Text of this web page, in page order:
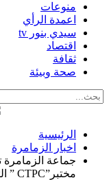
منوعات
اعمدة الرأي
سيدي بنور tv
اقتصاد
ثقافة
صحة وبيئة
الرئيسية
اخبار الزمامرة
جماعة
مختبر”CTPC ” التابع لوزارة التجارة والصناعة.